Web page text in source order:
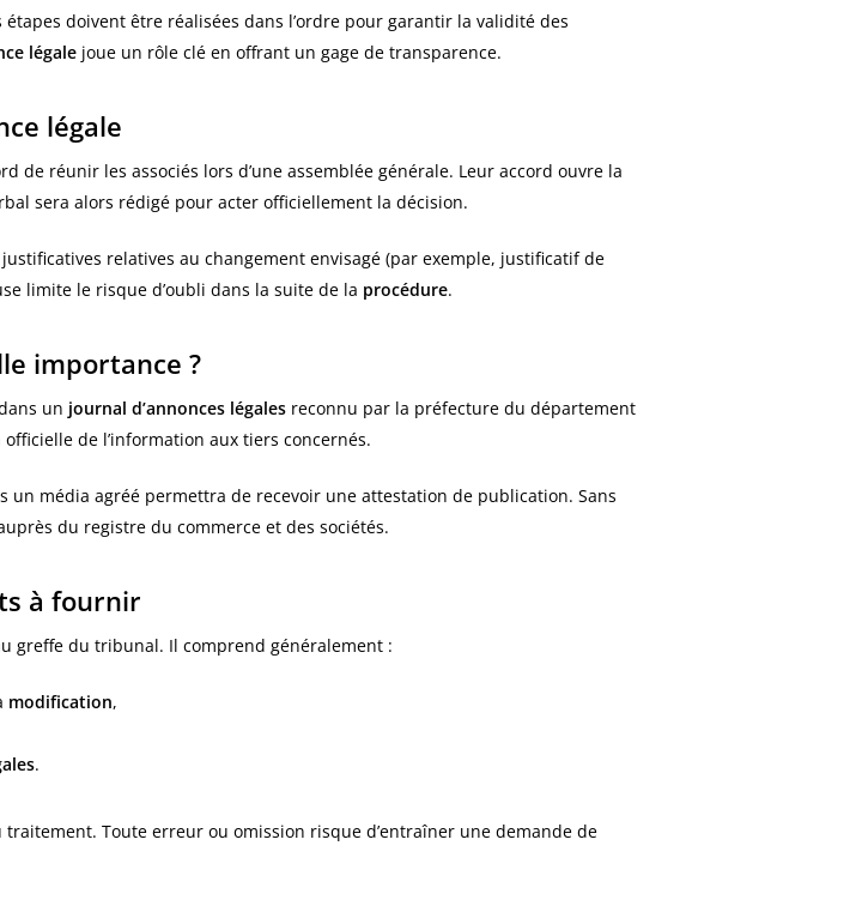
doivent être réalisées dans l’ordre pour garantir la validité des
légale joue un rôle clé en offrant un gage de transparence.
légale
de réunir les associés lors d’une assemblée générale. Leur accord ouvre la
sera alors rédigé pour acter officiellement la décision.
relatives au changement envisagé (par exemple, justificatif de
limite le risque d’oubli dans la suite de la procédure.
importance ?
un journal d’annonces légales reconnu par la préfecture du département
de l’information aux tiers concernés.
média agréé permettra de recevoir une attestation de publication. Sans
du registre du commerce et des sociétés.
à fournir
greffe du tribunal. Il comprend généralement :
modification,
.
Toute erreur ou omission risque d’entraîner une demande de